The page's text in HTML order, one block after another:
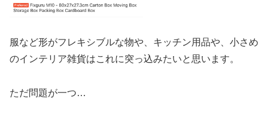
服など形がフレキシブルな物や、キッチン用品や、小さめ
のインテリア雑貨はこれに突っ込みたいと思います。
ただ問題が一つ…